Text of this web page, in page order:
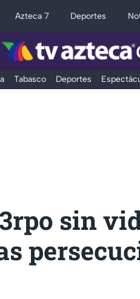
Azteca 7 Deportes
Tabasco Deportes
sin